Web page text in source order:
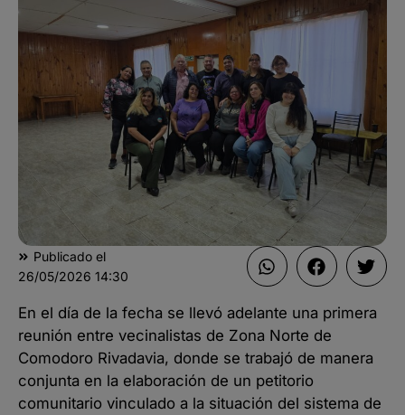
Publicado el
26/05/2026 14:30
En el día de la fecha se llevó adelante una primera
reunión entre vecinalistas de Zona Norte de
Comodoro Rivadavia, donde se trabajó de manera
conjunta en la elaboración de un petitorio
comunitario vinculado a la situación del sistema de